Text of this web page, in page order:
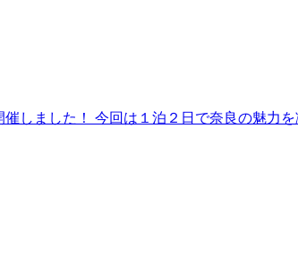
しました！ 今回は１泊２日で奈良の魅力